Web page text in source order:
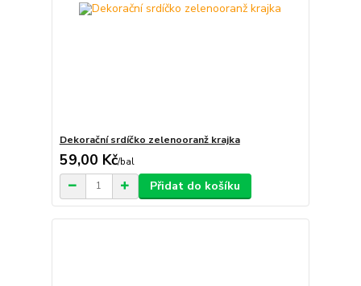
Dekorační srdíčko zelenooranž krajka
59,00 Kč/bal
Přidat do košíku